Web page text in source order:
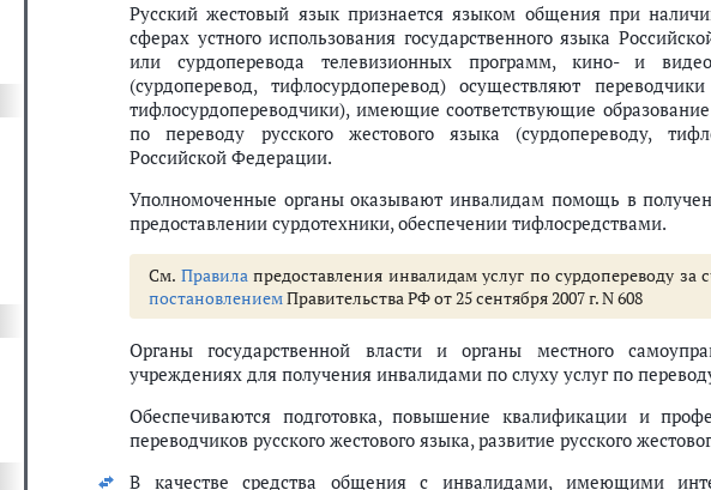
Русский жестовый язык признается языком общения при
сферах устного использования государственного языка
или сурдоперевода телевизионных программ, кино- и
(сурдоперевод, тифлосурдоперевод) осуществляют
тифлосурдопереводчики), имеющие соответствующие
по переводу русского жестового языка (сурдопереводу,
Российской Федерации.
Уполномоченные органы оказывают инвалидам помощь в
предоставлении сурдотехники, обеспечении тифлосредствами.
См. Правилапредоставления инвалидам услуг по сурдопереводу за
постановлениемПравительства РФ от 25 сентября 2007 г. N 608
Органы государственной власти и органы местного
учреждениях для получения инвалидами по слуху услуг по
Обеспечиваются подготовка, повышение квалификации и
переводчиков русского жестового языка, развитие русского
В качестве средства общения с инвалидами, имеющими